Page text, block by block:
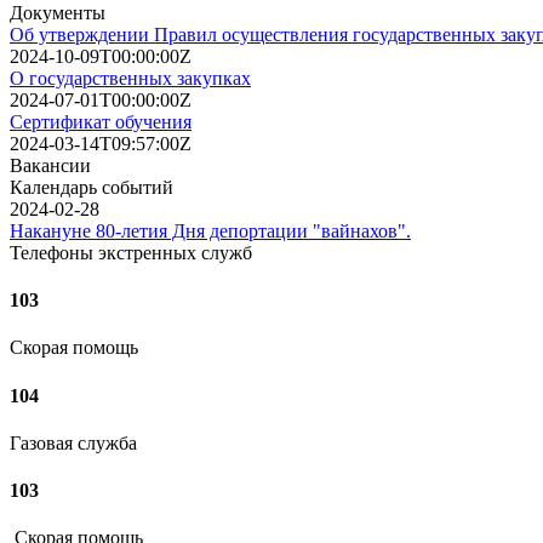
Документы
Об утверждении Правил осуществления государственных
2024-10-09T00:00:00Z
О государственных закупках
2024-07-01T00:00:00Z
Сертификат обучения
2024-03-14T09:57:00Z
Вакансии
Календарь событий
2024-02-28
Накануне 80-летия Дня депортации "вайнахов".
Телефоны экстренных служб
103
Скорая помощь
104
Газовая служба
103
Скорая помошь